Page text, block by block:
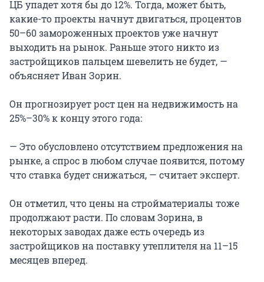
ЦБ упадет хотя бы до 12%. Тогда, может быть,
какие-то проекты начнут двигаться, процентов
50–60 замороженных проектов уже начнут
выходить на рынок. Раньше этого никто из
застройщиков пальцем шевелить не будет, —
объясняет Иван Зорин.
Он прогнозирует рост цен на недвижимость на
25%–30% к концу этого года:
— Это обусловлено отсутствием предложения на
рынке, а спрос в любом случае появится, потому
что ставка будет снижаться, — считает эксперт.
Он отметил, что цены на стройматериалы тоже
продолжают расти. По словам Зорина, в
некоторых заводах даже есть очередь из
застройщиков на поставку утеплителя на 11–15
месяцев вперед.